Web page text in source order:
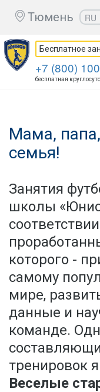
Тюмень
RU
EN
UZ
KZ
Бесплатное
+7 (800)
бесплатная
Мама,
семья!
Занятия
школы
которого -
самому
мире,
данные и
команде.
тренировок
Веселые